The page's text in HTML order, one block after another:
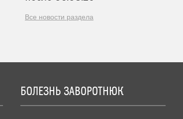
Все новости раздела
БОЛЕЗНЬ ЗАВОРОТНЮК